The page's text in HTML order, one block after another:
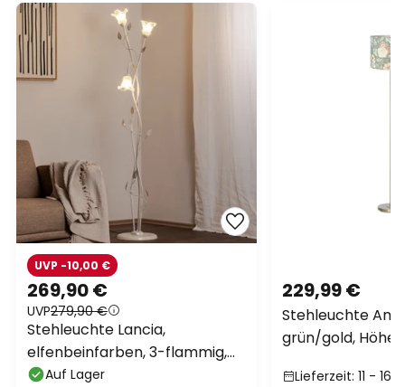
269,90 €
UVP279,90 €
UVP -10,00 €
Stehleuchte Lancia,
elfenbeinfarben, 3-flammig,
Eisen, Glas
Auf Lager
229,99 €
Stehleuchte
grün/gold, Höhe
Lieferzeit: 11 - 16